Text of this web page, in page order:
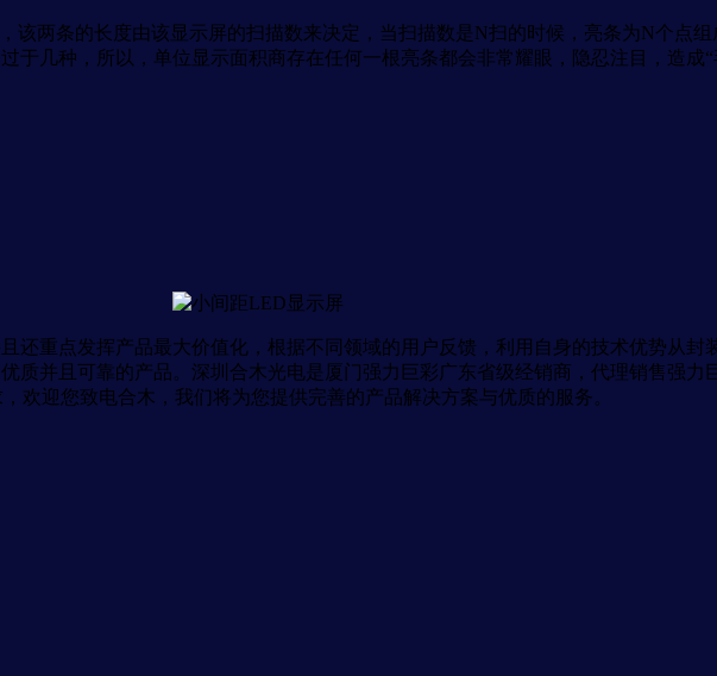
两条的长度由该显示屏的扫描数来决定，当扫描数是N扫的时候，亮条为N个点
于几种，所以，单位显示面积商存在任何一根亮条都会非常耀眼，隐忍注目，造成
还重点发挥产品最大价值化，根据不同领域的用户反馈，利用自身的技术优势从封
质并且可靠的产品。深圳合木光电是厦门强力巨彩广东省级经销商，代理销售强力
欢迎您致电合木，我们将为您提供完善的产品解决方案与优质的服务。